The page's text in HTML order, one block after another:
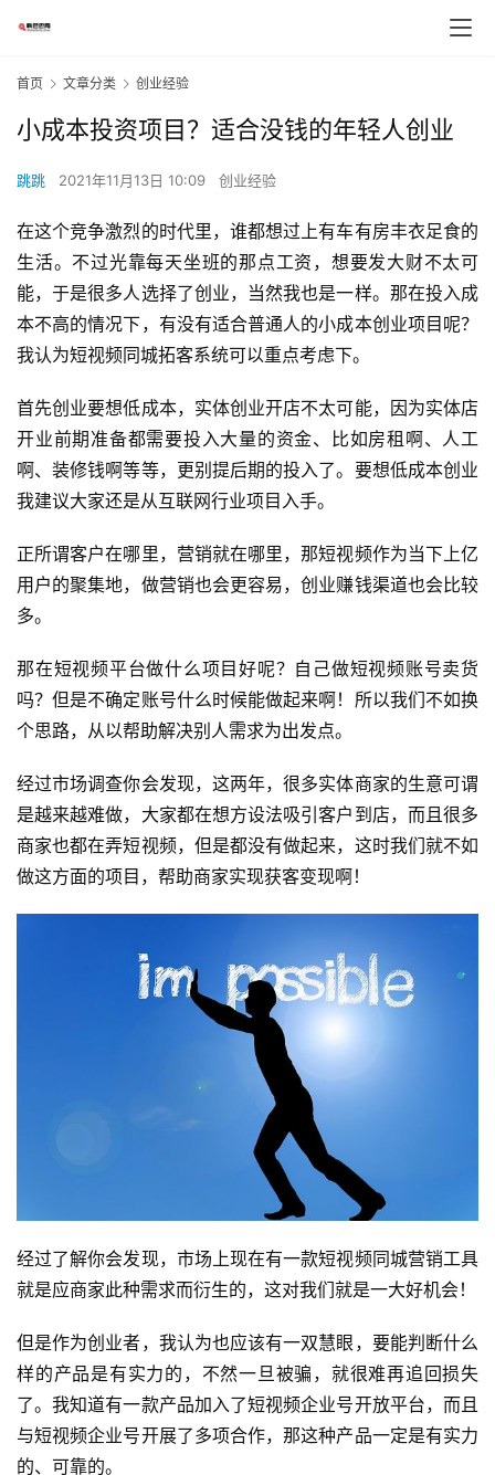
首页 文章分类 创业经验
小成本投资项目？适合没钱的年轻人创业
跳跳 2021年11月13日 10:09 创业经验
在这个竞争激烈的时代里，谁都想过上有车有房丰衣足食的
生活。不过光靠每天坐班的那点工资，想要发大财不太可
能，于是很多人选择了创业，当然我也是一样。那在投入成
本不高的情况下，有没有适合普通人的小成本创业项目呢？
我认为短视频同城拓客系统可以重点考虑下。
首先创业要想低成本，实体创业开店不太可能，因为实体店
开业前期准备都需要投入大量的资金、比如房租啊、人工
啊、装修钱啊等等，更别提后期的投入了。要想低成本创业
我建议大家还是从互联网行业项目入手。
正所谓客户在哪里，营销就在哪里，那短视频作为当下上亿
用户的聚集地，做营销也会更容易，创业赚钱渠道也会比较
多。
那在短视频平台做什么项目好呢？自己做短视频账号卖货
吗？但是不确定账号什么时候能做起来啊！所以我们不如换
个思路，从以帮助解决别人需求为出发点。
经过市场调查你会发现，这两年，很多实体商家的生意可谓
是越来越难做，大家都在想方设法吸引客户到店，而且很多
商家也都在弄短视频，但是都没有做起来，这时我们就不如
做这方面的项目，帮助商家实现获客变现啊！
经过了解你会发现，市场上现在有一款短视频同城营销工具
就是应商家此种需求而衍生的，这对我们就是一大好机会！
但是作为创业者，我认为也应该有一双慧眼，要能判断什么
样的产品是有实力的，不然一旦被骗，就很难再追回损失
了。我知道有一款产品加入了短视频企业号开放平台，而且
与短视频企业号开展了多项合作，那这种产品一定是有实力
的、可靠的。